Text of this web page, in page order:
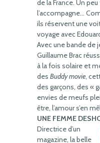
de la France. Un
l’accompagne…
ils réservent une
voyage avec
Avec une bande de
Guillaume Brac
à la fois solaire et
des Buddy movie,
des garçons, des «
envies de meufs
être, l’amour s’en
UNE FEMME
Directrice d’un
magazine, la belle